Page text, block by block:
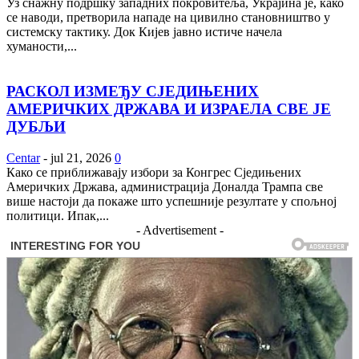
се наводи, претворила нападе на цивилно становништво у
системску тактику. Док Кијев јавно истиче начела
хуманости,...
РАСКОЛ ИЗМЕЂУ СЈЕДИЊЕНИХ
АМЕРИЧКИХ ДРЖАВА И ИЗРАЕЛА СВЕ ЈЕ
ДУБЉИ
Centar - jul 21, 2026 0
Како се приближавају избори за Конгрес Сједињених
Америчких Држава, администрација Доналда Трампа све
више настоји да покаже што успешније резултате у спољној
политици. Ипак,...
- Advertisement -